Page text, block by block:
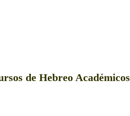
de Hebreo Académicos